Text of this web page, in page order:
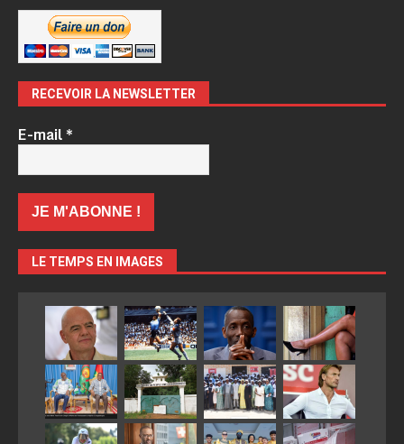
RECEVOIR LA NEWSLETTER
E-mail*
LE TEMPS EN IMAGES